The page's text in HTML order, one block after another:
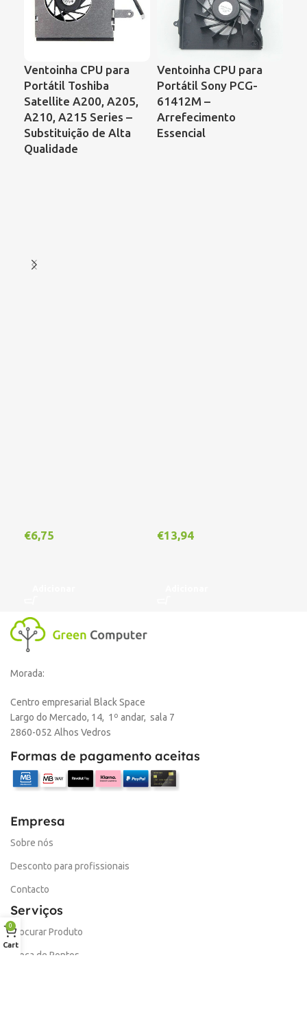
Ventoinha CPU para
Portátil Toshiba
Satellite A200, A205,
A210, A215 Series –
Substituição de Alta
Qualidade
€6,75
Ventoinha CPU para
Portátil Sony PCG-
61412M –
Arrefecimento
Essencial
€13,94
Morada:
Centro empresarial Black Space
Largo do Mercado, 14, 1º andar, sala 7
2860-052 Alhos Vedros
Formas de pagamento aceitas
Empresa
Sobre nós
Desconto para profissionais
Contacto
Serviços
Procurar Produto
Troca de Pontos
0
Cart